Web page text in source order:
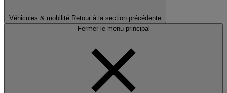
Véhicules & mobilité Retour à la section précédente
Fermer le menu principal